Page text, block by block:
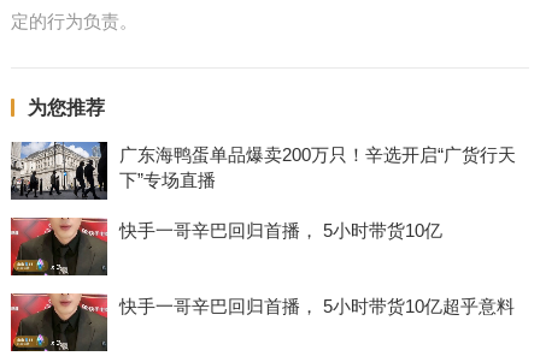
定的行为负责。
为您推荐
广东海鸭蛋单品爆卖200万只！辛选开启“广货行天
下”专场直播
快手一哥辛巴回归首播， 5小时带货10亿
快手一哥辛巴回归首播， 5小时带货10亿超乎意料